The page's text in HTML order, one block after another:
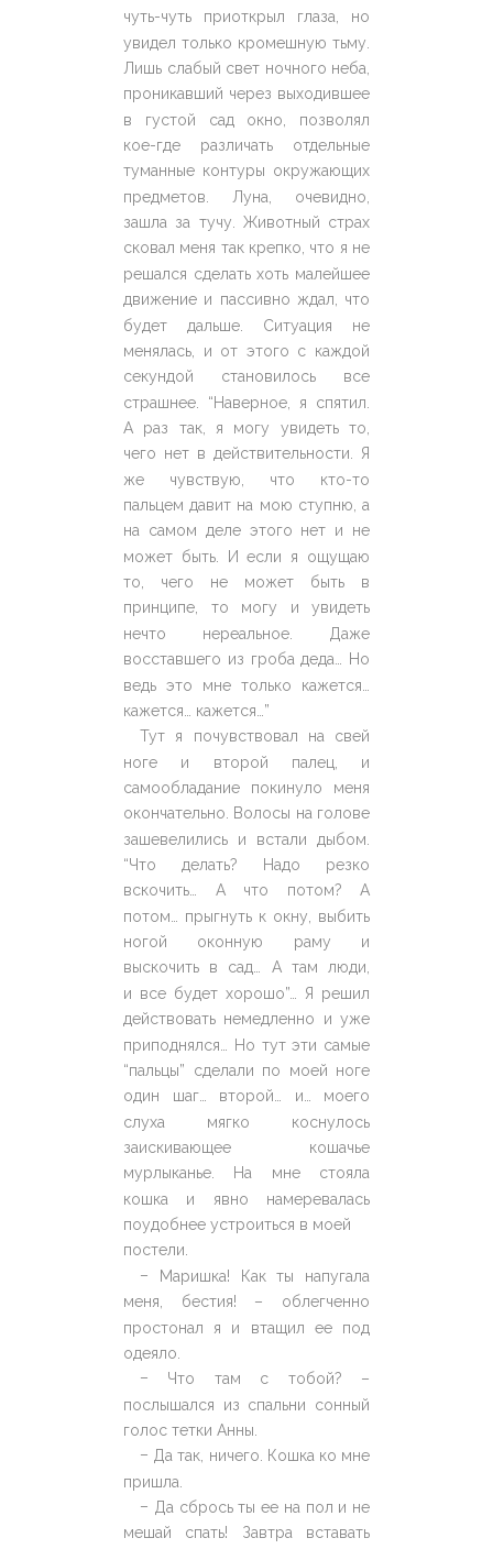
чуть-чуть приоткрыл глаза, но
увидел только кромешную тьму.
Лишь слабый свет ночного неба,
проникавший через выходившее
в густой сад окно, позволял
кое-где различать отдельные
туманные контуры окружающих
предметов. Луна, очевидно,
зашла за тучу. Животный страх
сковал меня так крепко, что я не
решался сделать хоть малейшее
движение и пассивно ждал, что
будет дальше. Ситуация не
менялась, и от этого с каждой
секундой становилось все
страшнее. “Наверное, я спятил.
А раз так, я могу увидеть то,
чего нет в действительности. Я
же чувствую, что кто-то
пальцем давит на мою ступню, а
на самом деле этого нет и не
может быть. И если я ощущаю
то, чего не может быть в
принципе, то могу и увидеть
нечто нереальное. Даже
восставшего из гроба деда… Но
ведь это мне только кажется…
кажется… кажется…”
Тут я почувствовал на свей
ноге и второй палец, и
самообладание покинуло меня
окончательно. Волосы на голове
зашевелились и встали дыбом.
“Что делать? Надо резко
вскочить… А что потом? А
потом… прыгнуть к окну, выбить
ногой оконную раму и
выскочить в сад… А там люди,
и все будет хорошо”… Я решил
действовать немедленно и уже
приподнялся… Но тут эти самые
“пальцы” сделали по моей ноге
один шаг… второй… и… моего
слуха мягко коснулось
заискивающее кошачье
мурлыканье. На мне стояла
кошка и явно намеревалась
поудобнее устроиться в моей
постели.
–
Маришка! Как ты напугала
меня, бестия! – облегченно
простонал я и втащил ее под
одеяло.
– Что там с тобой? –
послышался из спальни сонный
голос тетки Анны.
– Да так, ничего. Кошка ко мне
пришла.
– Да сбрось ты ее на пол и не
мешай спать! Завтра вставать